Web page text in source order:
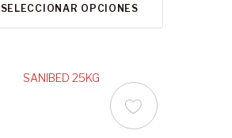
SELECCIONAR OPCIONES